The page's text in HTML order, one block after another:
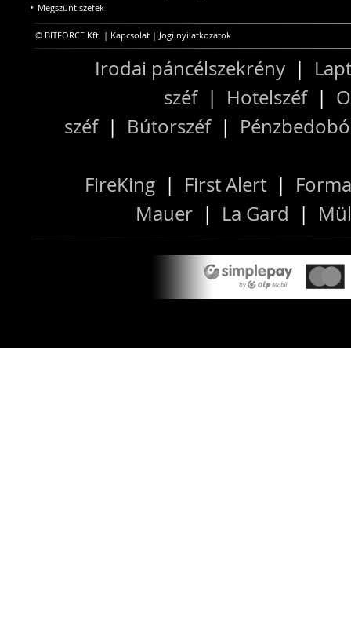
Megszűnt széfek
© BITFORCE Kft. | Kapcsolat | Jogi nyilatkozatok
Irodai páncélszekrény |
széf| Hotelszéf|
széf| Bútorszéf|
FireKing | First Alert |
Mauer | La Gard |